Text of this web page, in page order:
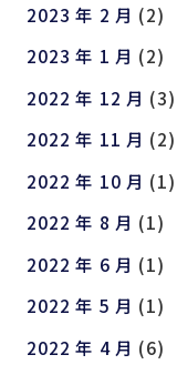
2023 年 2 月 (2)
2023 年 1 月 (2)
2022 年 12 月 (3)
2022 年 11 月 (2)
2022 年 10 月 (1)
2022 年 8 月 (1)
2022 年 6 月 (1)
2022 年 5 月 (1)
2022 年 4 月 (6)